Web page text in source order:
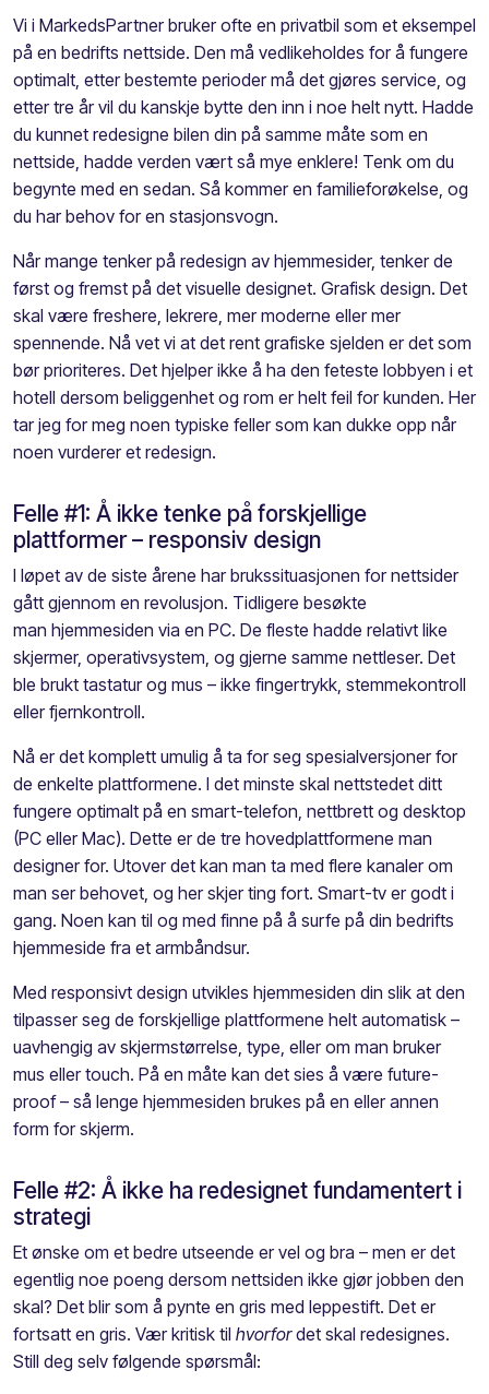
Vi i MarkedsPartner bruker ofte en privatbil som et eksempel
på en bedrifts nettside. Den må vedlikeholdes for å fungere
optimalt, etter bestemte perioder må det gjøres service, og
etter tre år vil du kanskje bytte den inn i noe helt nytt. Hadde
du kunnet redesigne bilen din på samme måte som en
nettside, hadde verden vært så mye enklere! Tenk om du
begynte med en sedan. Så kommer en familieforøkelse, og
du har behov for en stasjonsvogn.
Når mange tenker på redesign av hjemmesider, tenker de
først og fremst på det visuelle designet. Grafisk design. Det
skal være freshere, lekrere, mer moderne eller mer
spennende. Nå vet vi at det rent grafiske sjelden er det som
bør prioriteres. Det hjelper ikke å ha den feteste lobbyen i et
hotell dersom beliggenhet og rom er helt feil for kunden. Her
tar jeg for meg noen typiske feller som kan dukke opp når
noen vurderer et redesign.
Felle #1: Å ikke tenke på forskjellige
plattformer – responsiv design
I løpet av de siste årene har brukssituasjonen for nettsider
gått gjennom en revolusjon. Tidligere besøkte
man hjemmesiden via en PC. De fleste hadde relativt like
skjermer, operativsystem, og gjerne samme nettleser. Det
ble brukt tastatur og mus – ikke fingertrykk, stemmekontroll
eller fjernkontroll.
Nå er det komplett umulig å ta for seg spesialversjoner for
de enkelte plattformene. I det minste skal nettstedet ditt
fungere optimalt på en smart-telefon, nettbrett og desktop
(PC eller Mac). Dette er de tre hovedplattformene man
designer for. Utover det kan man ta med flere kanaler om
man ser behovet, og her skjer ting fort. Smart-tv er godt i
gang. Noen kan til og med finne på å surfe på din bedrifts
hjemmeside fra et armbåndsur.
Med responsivt design utvikles hjemmesiden din slik at den
tilpasser seg de forskjellige plattformene helt automatisk –
uavhengig av skjermstørrelse, type, eller om man bruker
mus eller touch. På en måte kan det sies å være future-
proof – så lenge hjemmesiden brukes på en eller annen
form for skjerm.
Felle #2: Å ikke ha redesignet fundamentert i
strategi
Et ønske om et bedre utseende er vel og bra – men er det
egentlig noe poeng dersom nettsiden ikke gjør jobben den
skal? Det blir som å pynte en gris med leppestift. Det er
fortsatt en gris. Vær kritisk til hvorfordet skal redesignes.
Still deg selv følgende spørsmål: